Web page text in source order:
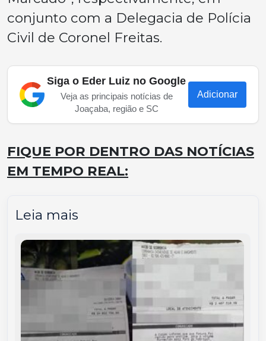
conjunto com a Delegacia de Polícia
Civil de Coronel Freitas.
Siga o Eder Luiz no Google
Veja as principais notícias de
Joaçaba, região e SC
Adicionar
FIQUE POR DENTRO DAS NOTÍCIAS
EM TEMPO REAL:
Leia mais